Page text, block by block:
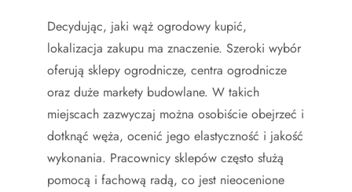
Decydując, jaki wąż ogrodowy kupić,
lokalizacja zakupu ma znaczenie. Szeroki wybór
oferują sklepy ogrodnicze, centra ogrodnicze
oraz duże markety budowlane. W takich
miejscach zazwyczaj można osobiście obejrzeć i
dotknąć węża, ocenić jego elastyczność i jakość
wykonania. Pracownicy sklepów często służą
pomocą i fachową radą, co jest nieocenione